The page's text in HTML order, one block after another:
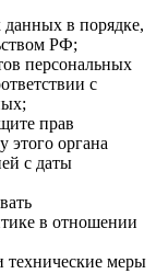
данных в порядке,
РФ;
персональных
с
прав
этого органа
с даты
в отношении
технические меры